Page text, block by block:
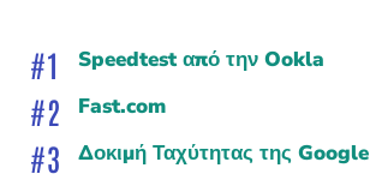
Speedtest από την Ookla
Fast.com
Δοκιμή Ταχύτητας της Google